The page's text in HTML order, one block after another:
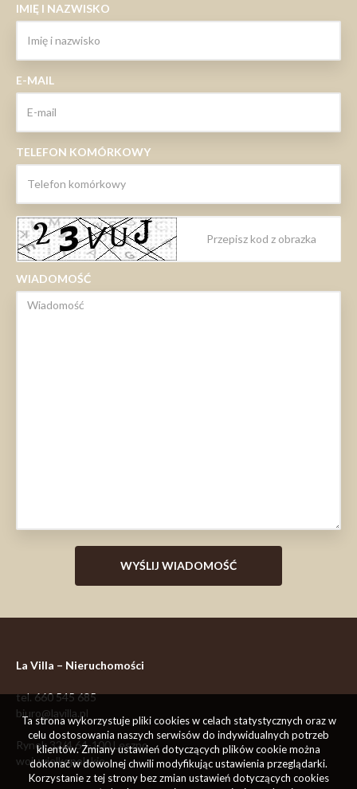
IMIĘ I NAZWISKO
E-MAIL
TELEFON KOMÓRKOWY
WIADOMOŚĆ
La Villa – Nieruchomości
tel.660 545 685
biuro@lavilla.pl
Rynek 32/464-100 Leszno
woj. wielkopolskie
Ta strona wykorzystuje pliki cookies w celach statystycznych oraz w
celu dostosowania naszych serwisów do indywidualnych potrzeb
klientów. Zmiany ustawień dotyczących plików cookie można
dokonać w dowolnej chwili modyfikując ustawienia przeglądarki.
Korzystanie z tej strony bez zmian ustawień dotyczących cookies